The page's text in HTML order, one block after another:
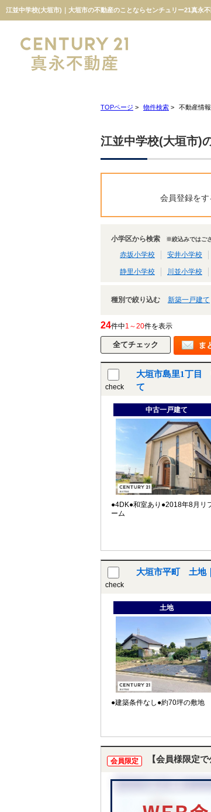
江並中学校(大垣市)｜大垣市の不動産のことならセンチュリー21真永
TOPページ > 物件検索 > 不動産情
江並中学校(大垣市)
会員登録を
小学区から検索 ※絞込みではご
赤坂小学校 安井小学校
静里小学校 川並小学校
種別で絞り込む 新築一戸建て
24件中1～20件を表示
check
大垣市島里1丁目
て
中古一戸建て
●4DK●和室あり●2018年8月リ
ーム
check
大垣市平町 土地
土地
●建築条件なし●約70坪の敷地
会員限定 【会員様限定で